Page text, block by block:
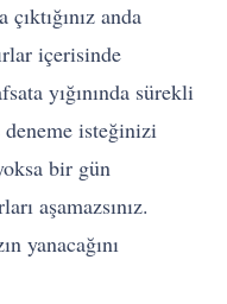
çıktığınız anda
içerisinde
yığınında sürekli
deneme isteğinizi
bir gün
aşamazsınız.
yanacağını